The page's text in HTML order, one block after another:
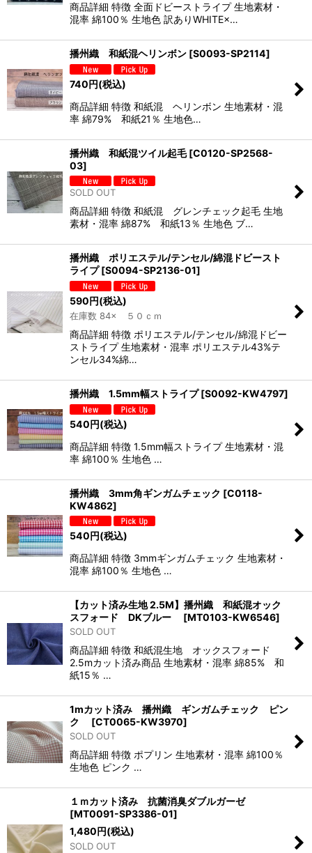
商品詳細 特徴 全面ドビーストライプ 生地素材・
混率 綿100％ 生地色 訳ありWHITE×…
播州織 和紙混ヘリンボン [S0093-SP2114]
740円(税込)
商品詳細 特徴 和紙混 ヘリンボン 生地素材・混
率 綿79% 和紙21％ 生地色…
播州織 和紙混ツイル起毛 [C0120-SP2568-
03]
SOLD OUT
商品詳細 特徴 和紙混 グレンチェック起毛 生地
素材・混率 綿87% 和紙13％ 生地色 ブ…
播州織 ポリエステル/テンセル/綿混ドビースト
ライプ [S0094-SP2136-01]
590円(税込)
在庫数 84× ５０ｃｍ
商品詳細 特徴 ポリエステル/テンセル/綿混ドビー
ストライプ 生地素材・混率 ポリエステル43%テ
ンセル34%綿…
播州織 1.5mm幅ストライプ [S0092-KW4797]
540円(税込)
商品詳細 特徴 1.5mm幅ストライプ 生地素材・混
率 綿100％ 生地色 …
播州織 3mm角ギンガムチェック [C0118-
KW4862]
540円(税込)
商品詳細 特徴 3mmギンガムチェック 生地素材・
混率 綿100％ 生地色 …
【カット済み生地 2.5M】播州織 和紙混オック
スフォード DKブルー
[MT0103-KW6546]
SOLD OUT
商品詳細 特徴 和紙混生地 オックスフォード
2.5mカット済み商品 生地素材・混率 綿85% 和
紙15％ …
1mカット済み 播州織 ギンガムチェック ピン
ク
[CT0065-KW3970]
SOLD OUT
商品詳細 特徴 ポプリン 生地素材・混率 綿100％
生地色 ピンク …
１ｍカット済み 抗菌消臭ダブルガーゼ
[MT0091-SP3386-01]
1,480円(税込)
SOLD OUT